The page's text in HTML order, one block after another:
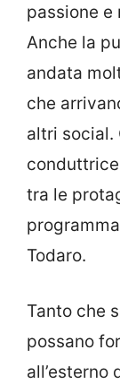
passione
Anche la
andata
che
altri social.
tra le
Todaro.
Tanto che
possano
all’esterno